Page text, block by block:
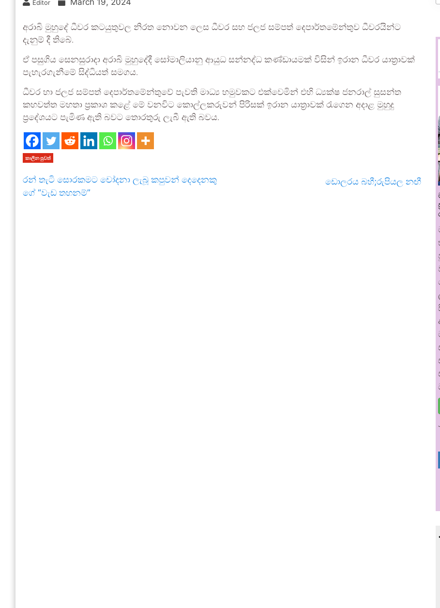
Editor March 19, 2024
අරාබි මුහුදේ ධීවර කටයුතුවල නිරත නොවන ලෙස ධීවර සහ ජලජ සම්පත් දෙපාර්තමේන්තුව ධීවරයින්ට
දැනුම් දී තිබේ.
ඒ පසුගිය සෙනසුරාදා අරාබි මුහුදේදී සෝමාලියානු ආයුධ සන්නද්ධ කණ්ඩායමක් විසින් ඉරාන ධීවර යාත්‍රාවක්
පැහැරගැනීමේ සිද්ධියත් සමගය.
ධීවර හා ජලජ සම්පත් දෙපාර්තමේන්තුවේ පැවති මාධ්‍ය හමුවකට එක්වෙමින් එහි ධ්‍යක්ෂ ජනරාල් සුසන්ත
කහවත්ත මහතා ප්‍රකාශ කළේ මේ වනවිට කොල්ලකරුවන් පිරිසක් ඉරාන යාත්‍රාවක් රැගෙන අදාළ මුහුදු
ප්‍රදේශයට පැමිණ ඇති බවට තොරතුරු ලැබී ඇති බවය.
කාලීන පුවත්
රන් තැටි සොරකමට චෝදනා ලැබූ කපුවන් දෙදෙනකු
ගේ “වැඩ තහනම්”
ඩොලරය බහී;රුපියල නඟී